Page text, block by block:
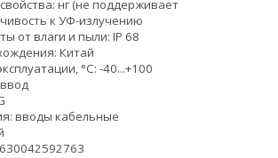
нг (не поддерживает
к УФ-излучению
от влаги и пыли: IP 68
Китай
°С: -40...+100
вводы кабельные